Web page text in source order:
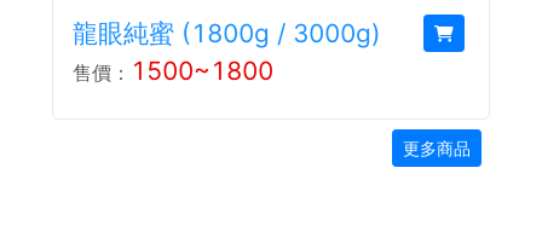
龍眼純蜜 (1800g / 3000g)
售價： 1500~1800
更多商品